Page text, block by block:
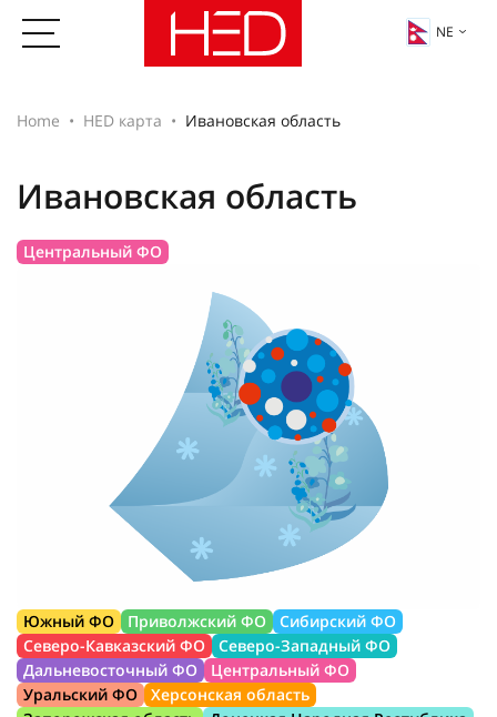
NE
Home HED карта Ивановская область
Ивановская область
Центральный ФО
Южный ФО Приволжский ФО
Сибирский ФО
Северо-Кавказский ФО
Северо-Западный ФО
Дальневосточный ФО
Центральный ФО
Уральский ФО
Херсонская область